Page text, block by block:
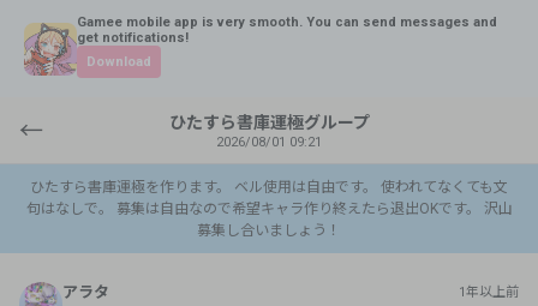
Gamee mobile app is very smooth. You can send messages and
get notifications!
Download
← ひたすら書庫運極グループ
2026/08/01 09:21
ひたすら書庫運極を作ります。 ベル使用は自由です。 使われてなくても文
句はなしで。 募集は自由なので希望キャラ作り終えたら退出OKです。 沢山
募集し合いましょう！
アラタ 1年以上前